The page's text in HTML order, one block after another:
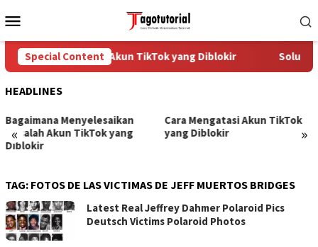
to
Menu
Special Content
Cara Mengatasi Akun TikTok yang Diblokir Solusi
HEADLINES
« »
Bagaimana Menyelesaikan
Masalah Akun TikTok yang
Diblokir
Cara Mengatasi Akun TikTok
yang Diblokir
TAG: FOTOS DE LAS VICTIMAS DE JEFF MUERTOS BRIDGES
Latest Real Jeffrey Dahmer Polaroid Pics
Deutsch Victims Polaroid Photos